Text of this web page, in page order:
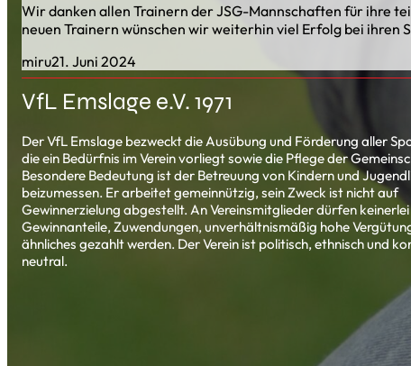
Wir danken allen Trainern der JSG-Mannschaften für ihre
neuen Trainern wünschen wir weiterhin viel Erfolg bei ihren
miru21. Juni 2024
VfL Emslage e.V. 1971
Der VfL Emslage bezweckt die Ausübung und Förderung aller
die ein Bedürfnis im Verein vorliegt sowie die Pflege der
Besondere Bedeutung ist der Betreuung von Kindern und
beizumessen. Er arbeitet gemeinnützig, sein Zweck ist nicht auf
Gewinnerzielung abgestellt. An Vereinsmitglieder dürfen keinerlei
Gewinnanteile, Zuwendungen, unverhältnismäßig hohe
ähnliches gezahlt werden. Der Verein ist politisch, ethnisch und
neutral.